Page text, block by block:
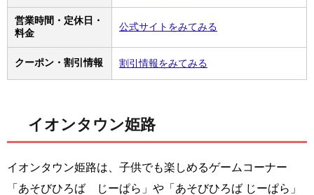
営業時間・定休日・
料金
公式サイトをみてみる
クーポン・割引情報 割引情報をみてみる
イオンタウン姫路
イオンタウン姫路は、子供でも楽しめるゲームコーナー
「あそびひろば じーぱら」や「あそびひろば じーぱら」